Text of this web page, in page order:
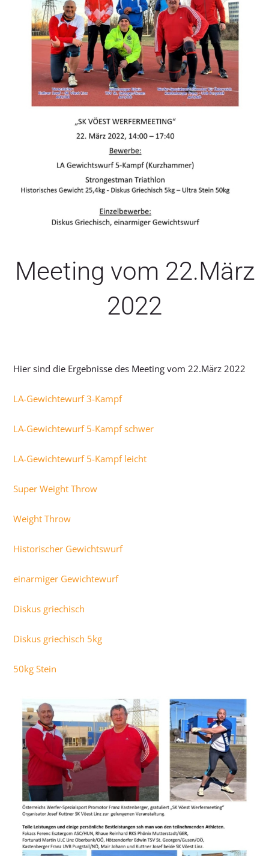
SERVICE
Meeting vom 22.März
2022
Hier sind die Ergebnisse des Meeting vom 22.März 2022
LA-Gewichtewurf 3-Kampf
LA-Gewichtewurf 5-Kampf schwer
LA-Gewichtewurf 5-Kampf leicht
Super Weight Throw
Weight Throw
Historischer Gewichtswurf
einarmiger Gewichtewurf
Diskus griechisch
Diskus griechisch 5kg
50kg Stein